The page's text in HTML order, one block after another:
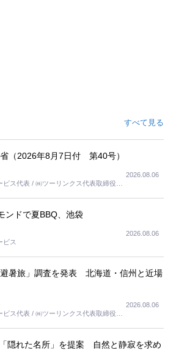
すべて見る
省（2026年8月7日付 第40号）
ス代表 / ㈱ツーリンクス代表取締役社
2026.08.06
ンドで夏BBQ、池袋
ビス
2026.08.06
暑旅」調査を発表 北海道・信州と近場
ス代表 / ㈱ツーリンクス代表取締役社
2026.08.06
隠れた名所」を提案 自然と静寂を求め